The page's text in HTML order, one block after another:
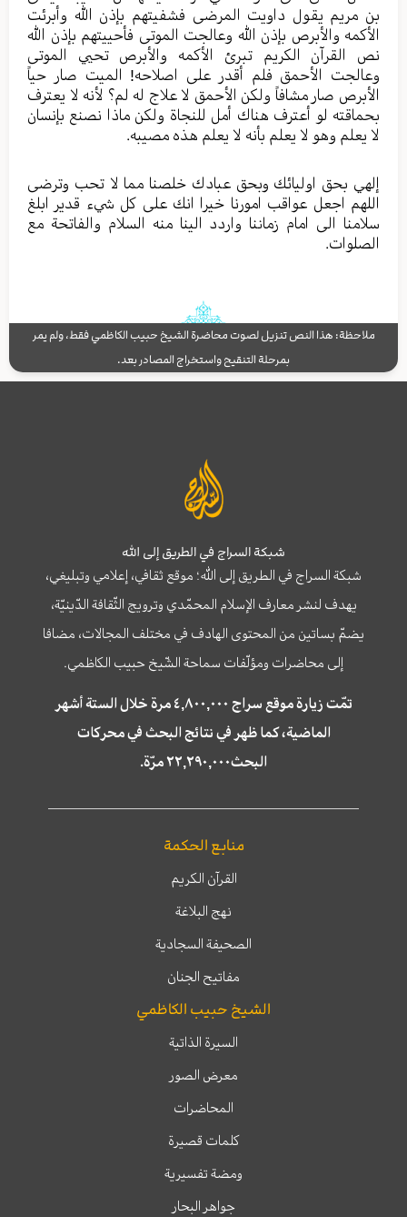
بن مریم یقول داویت المرضی فشفیتهم بإذن الله وأبرئت
الأکمه والأبرص بإذن الله وعالجت الموتی فأحییتهم بإذن الله
نص القرآن الکریم تبرئ الأکمه والأبرص تحيي الموتی
وعالجت الأحمق فلم أقدر علی اصلاحه! المیت صار حیاً
الأبرص صار مشافاً ولکن الأحمق لا علاج له لم؟ لأنه لا یعترف
بحماقته لو أعترف هناك أمل للنجاة ولکن ماذا نصنع بإنسان
لا یعلم وهو لا یعلم بأنه لا یعلم هذه مصیبه.
إلهي بحق اولیائك وبحق عبادك خلصنا مما لا تحب وترضی
اللهم اجعل عواقب امورنا خیرا انك علی کل شيء قدیر ابلغ
سلامنا الی امام زماننا واردد الینا منه السلام والفاتحة مع
الصلوات.
ملاحظة: هذا النص تنزيل لصوت محاضرة الشيخ حبيب الكاظمي فقط، ولم يمر
بمرحلة التنقيح واستخراج المصادر بعد.
شبكة السراج في الطريق إلى الله
شبكة السراج في الطريق إلى الله؛ موقع ثقافي، إعلامي وتبليغي،
يهدف لنشر معارف الإسلام المحمّدي وترويج الثّقافة الدّينيّة،
يضمّ بساتين من المحتوى الهادف في مختلف المجالات، مضافا
إلى محاضرات ومؤلّفات سماحة الشّيخ حبيب الكاظمي.
تمّت زيارة موقع سراج ٤,٨٠٠,٠٠٠ مرة خلال الستة أشهر
الماضية، كما ظهر في نتائج البحث في محركات
البحث٢٢,٢٩٠,٠٠٠ مرّة.
منابع الحكمة
القرآن الكريم
نهج البلاغة
الصحيفة السجادية
مفاتيح الجنان
الشيخ حبيب الكاظمي
السيرة الذاتية
معرض الصور
المحاضرات
كلمات قصيرة
ومضة تفسيرية
جواهر البحار